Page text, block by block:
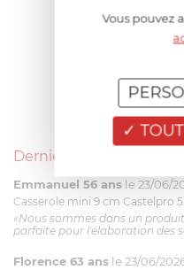
Derniers avis produits
Emmanuel 56 ans le 23/06/
Casserole mini 9 cm Castelpro
«Nous sommes dans un
parfaite pour l'élaboration des
Florence 63 ans le 23/06/2026
Vous pouvez